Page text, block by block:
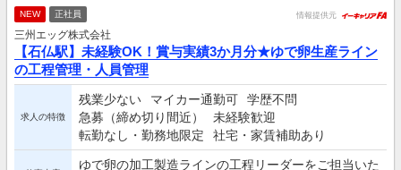
NEW 正社員 情報提供元
三州エッグ株式会社
【石仏駅】未経験OK！賞与実績3か月分★ゆで卵生産ライン
の工程管理・人員管理
求人の特徴
残業少ない マイカー通勤可
学歴不問
急募（締め切り間近）
未経験歓迎
転勤なし・勤務地限定
社宅・家賃補助あり
ゆで卵の加工製造ラインの工程リーダーをご担当いた